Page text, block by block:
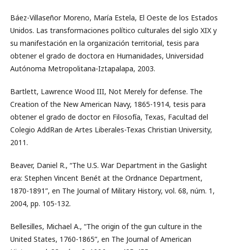
Báez-Villaseñor Moreno, María Estela, El Oeste de los Estados
Unidos. Las transformaciones político culturales del siglo XIX y
su manifestación en la organización territorial, tesis para
obtener el grado de doctora en Humanidades, Universidad
Autónoma Metropolitana-Iztapalapa, 2003.
Bartlett, Lawrence Wood III, Not Merely for defense. The
Creation of the New American Navy, 1865-1914, tesis para
obtener el grado de doctor en Filosofía, Texas, Facultad del
Colegio AddRan de Artes Liberales-Texas Christian University,
2011.
Beaver, Daniel R., “The U.S. War Department in the Gaslight
era: Stephen Vincent Benét at the Ordnance Department,
1870-1891”, en The Journal of Military History, vol. 68, núm. 1,
2004, pp. 105-132.
Bellesilles, Michael A., “The origin of the gun culture in the
United States, 1760-1865”, en The Journal of American